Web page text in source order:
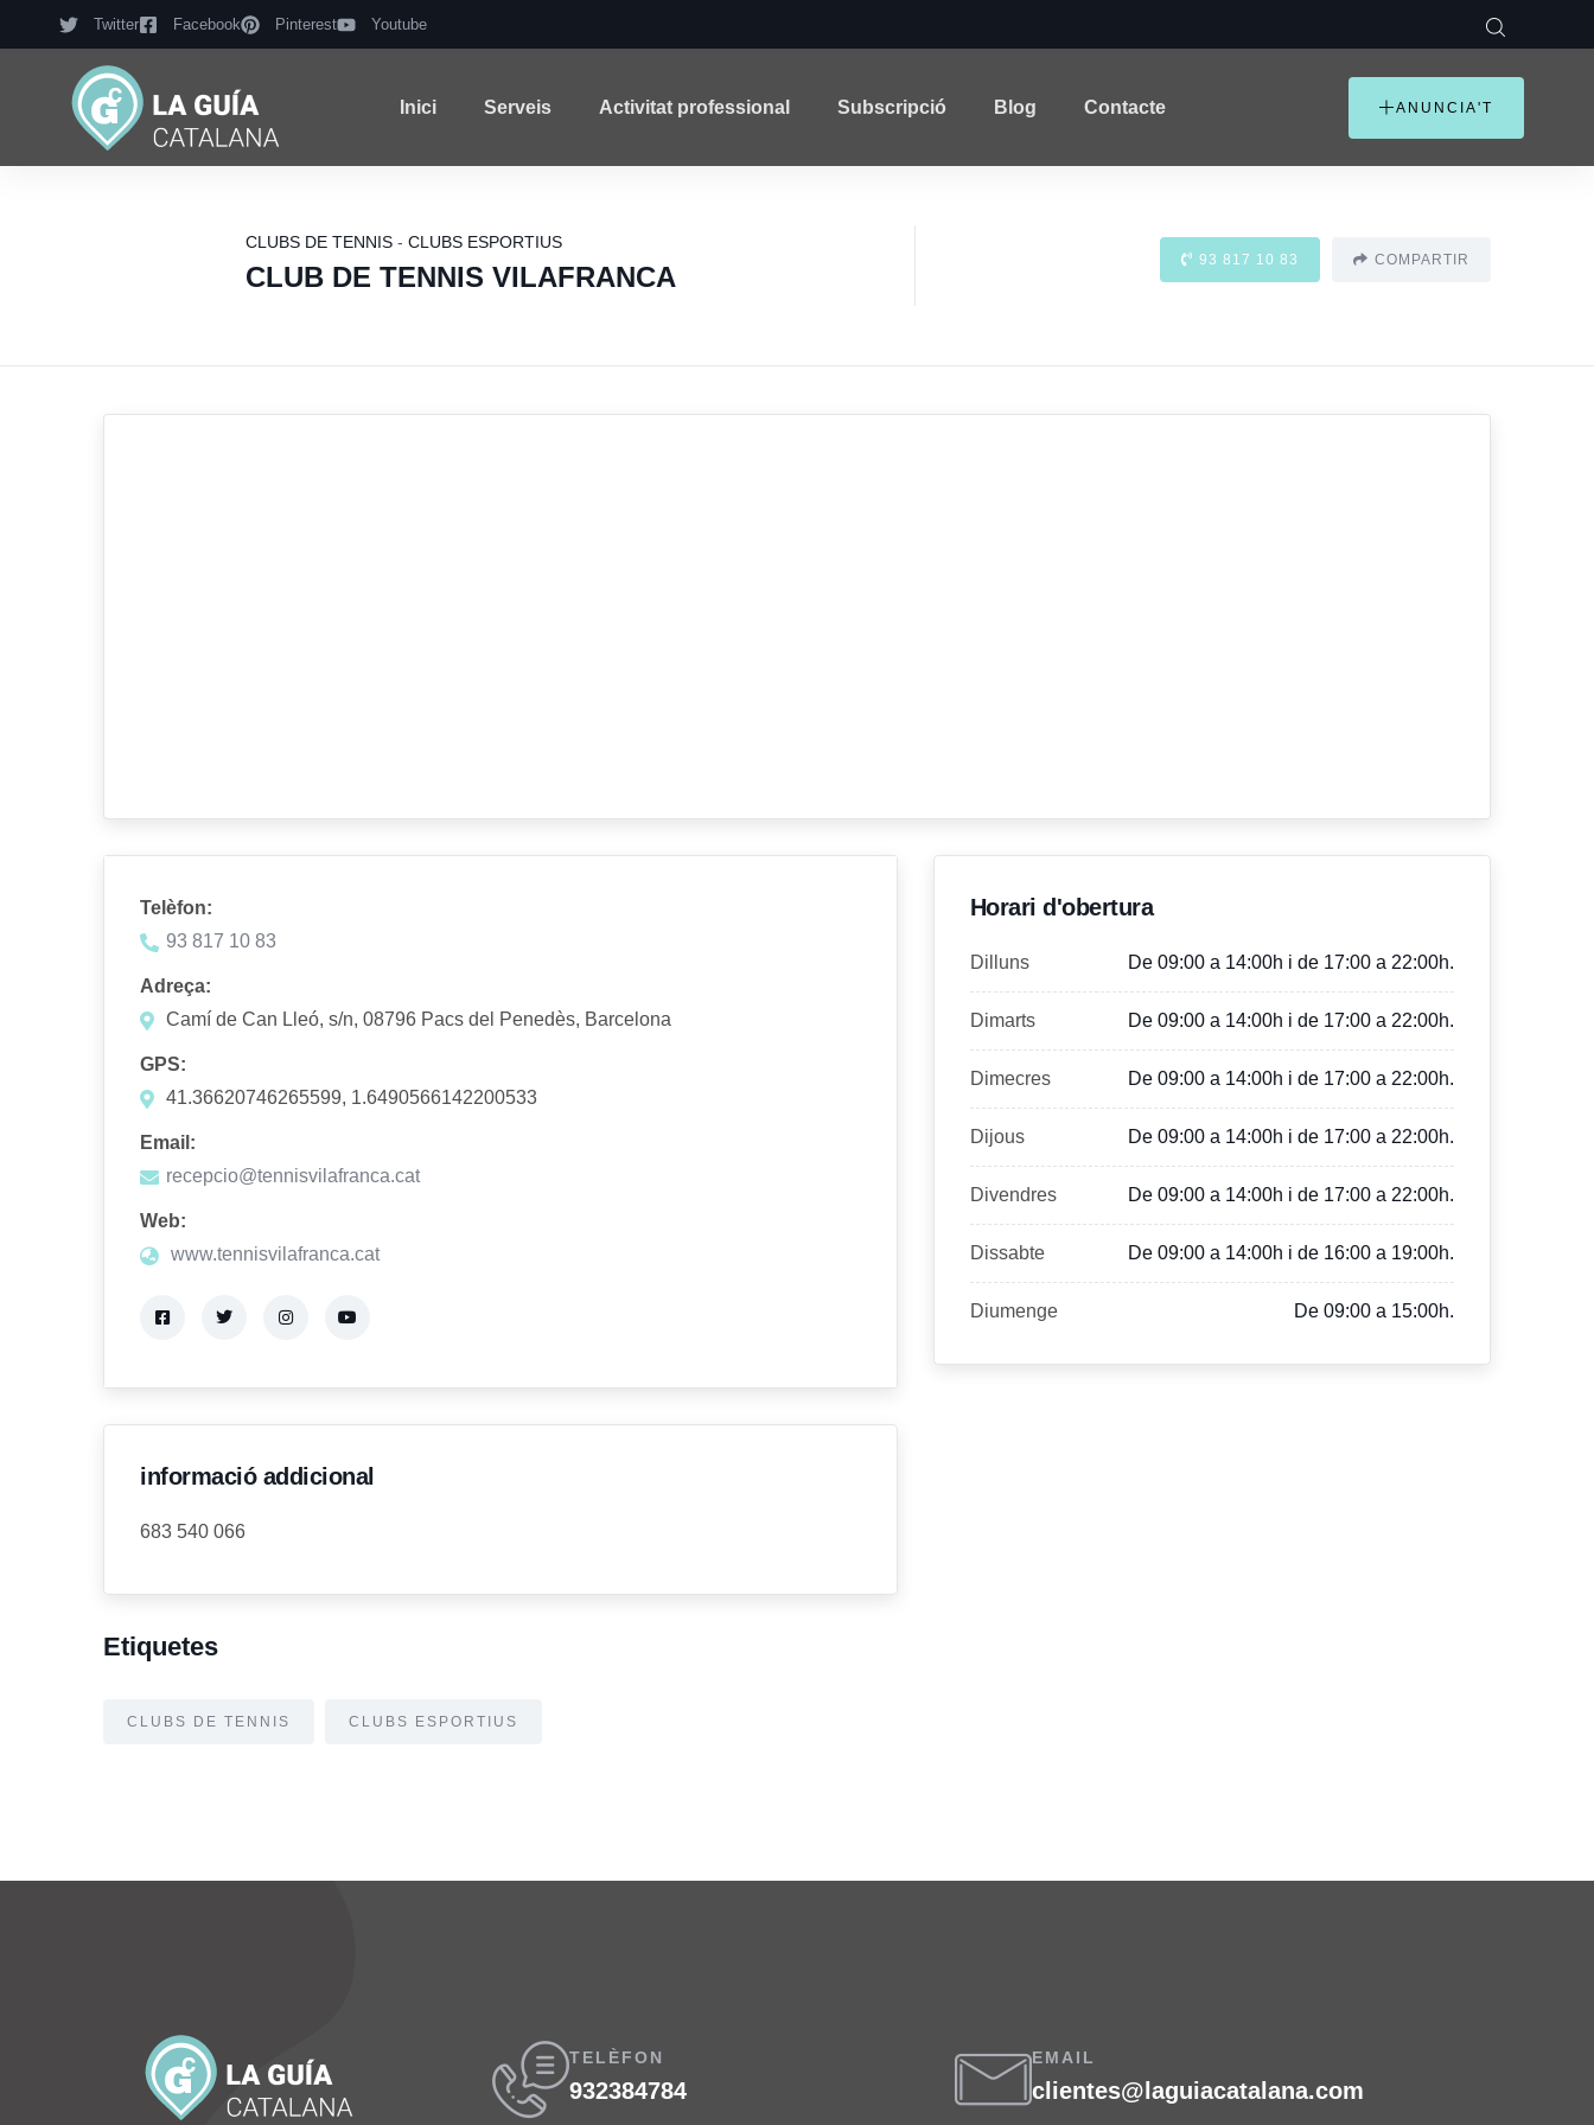
Twitter Facebook Pinterest Youtube
Inici Serveis Activitat professional Subscripció Blog Contacte ANUNCIA'T
CLUBS DE TENNIS - CLUBS ESPORTIUS
CLUB DE TENNIS VILAFRANCA
93 817 10 83 COMPARTIR
Telèfon:
93 817 10 83
Adreça:
Camí de Can Lleó, s/n, 08796 Pacs del Penedès, Barcelona
GPS:
41.36620746265599, 1.6490566142200533
Email:
recepcio@tennisvilafranca.cat
Web:
www.tennisvilafranca.cat
informació addicional
683 540 066
Etiquetes
CLUBS DE TENNIS CLUBS ESPORTIUS
Horari d'obertura
Dilluns De 09:00 a 14:00h i de 17:00 a 22:00h.
Dimarts De 09:00 a 14:00h i de 17:00 a 22:00h.
Dimecres De 09:00 a 14:00h i de 17:00 a 22:00h.
Dijous De 09:00 a 14:00h i de 17:00 a 22:00h.
Divendres De 09:00 a 14:00h i de 17:00 a 22:00h.
Dissabte De 09:00 a 14:00h i de 16:00 a 19:00h.
Diumenge De 09:00 a 15:00h.
TELÈFON
932384784
EMAIL
clientes@laguiacatalana.com